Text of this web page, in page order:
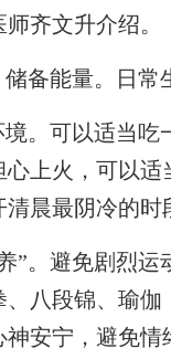
齐文升介绍。
能量。日常
可以适当吃
上火，可以
晨最阴冷的时
避免剧烈运
八段锦、瑜
安宁，避免情